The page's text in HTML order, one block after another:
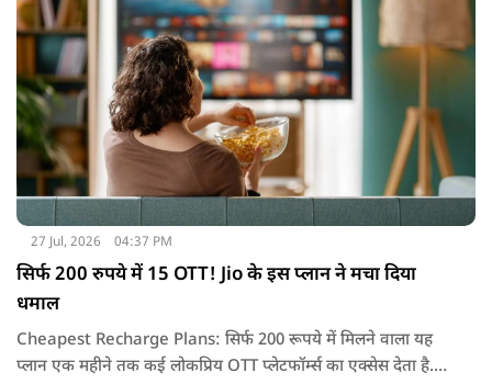
27 Jul, 2026 04:37 PM
सिर्फ 200 रुपये में 15 OTT! Jio के इस प्लान ने मचा दिया
धमाल
Cheapest Recharge Plans: सिर्फ 200 रूपये में मिलने वाला यह
प्लान एक महीने तक कई लोकप्रिय OTT प्लेटफॉर्म्स का एक्सेस देता है.